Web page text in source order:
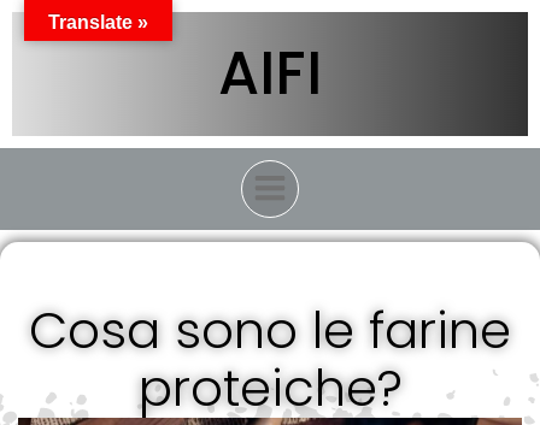
Vai
contenuto
AIFI
Cosa sono le farine
proteiche?
Translate »